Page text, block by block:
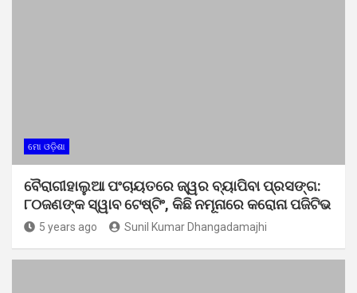
ମୋ ଓଡ଼ିଶା
ବୈରାଗୀହାଲୁଆ ପଂଚାୟତରେ ଜ୍ୱର ବ୍ୟାପିବା ପ୍ରସଙ୍ଗ:
୮୦ଜଣଙ୍କ ସ୍ୱାବ ଟେଷ୍ଟିଂ, କିଛି ନମୂନାରେ କରୋନା ପଜିଟିଭ
5 years ago Sunil Kumar Dhangadamajhi